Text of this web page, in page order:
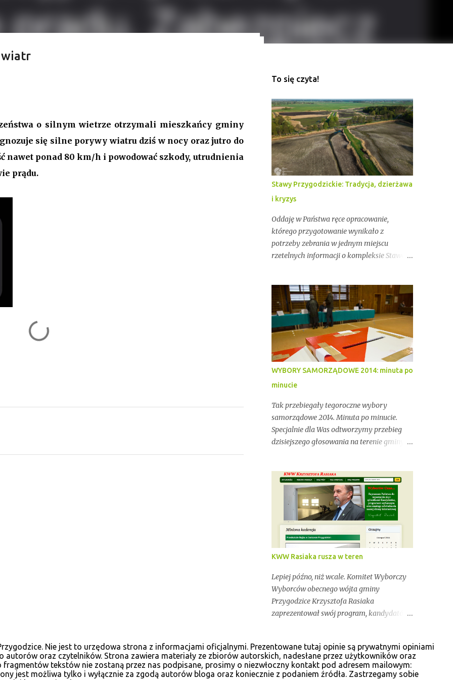
Odwołanie, nowa
zdarzeń od początku dyktowało słowo „ZMIANA”. Jednym z
przewodniczącego rady. Robert Wnuk finalnie stracił
Jabłecka - dotychczasowa wiceprzewodnicząca.
wiatr
o silnym wietrze otrzymali mieszkańcy gminy
się silne porywy wiatru dziś w nocy oraz jutro do
nawet ponad 80 km/h i powodować szkody, utrudnienia
prądu.
To się czyta!
Stawy Przygodzickie: Tradycja, dzierżawa
i kryzys
Oddaję w Państwa ręce opracowanie,
którego przygotowanie wynikało z
potrzeby zebrania w jednym miejscu
rzetelnych informacji o kompleksie Stawów
gospodarczym i społecznym. Przez lata
stawy te były miejscem stabilnej hodowli
ryb, ważnym punktem lokalnej tożsamości
oraz kluczowym elementem ekosystemu
Doliny Baryczy. W ostatnich latach stały się
jednak również przedmiotem konfliktów,
napięć i realnych zagrożeń związanych z
brakiem ciągłości dzierżawy oraz
niewystarczającym wsparciem
instytucjonalnym.
WYBORY SAMORZĄDOWE 2014: minuta po
minucie
Tak przebiegały tegoroczne wybory
samorządowe 2014. Minuta po minucie.
Specjalnie dla Was odtworzymy przebieg
dzisiejszego głosowania na terenie gminy
rady oraz wójta. Dopóki przy wynikach
widnieje adnotacja "NIEOFICJALNE",
mówimy wyłącznie o nieoficjalnych
wynikach. Proszę na to uważać. Incydentów
podczas głosowania nie brakowało.
Wszystko zawarte zostanie w poniższym
kalendarium. Zaczynamy! Wystarczy, że
się w tym poście. Pozostańmy w stałym
kontakcie.
KWW Rasiaka rusza w teren
Lepiej późno, niż wcale. Komitet Wyborczy
Wyborców obecnego wójta gminy
Przygodzice Krzysztofa Rasiaka
zaprezentował swój program, kandydatów
przeczytać można na odświeżonej stronie
internetowej www.krzysztofrasiak.pl .
Krzysztof Rasiak sprawował funkcję
Nie jest to urzędowa strona z informacjami oficjalnymi. Prezentowane tutaj opinie są prywatnymi opiniami
oraz czytelników. Strona zawiera materiały ze zbiorów autorskich, nadesłane przez użytkowników oraz
tekstów nie zostaną przez nas podpisane, prosimy o niezwłoczny kontakt pod adresem mailowym:
jest możliwa tylko i wyłącznie za zgodą autorów bloga oraz koniecznie z podaniem źródła. Zastrzegamy sobie